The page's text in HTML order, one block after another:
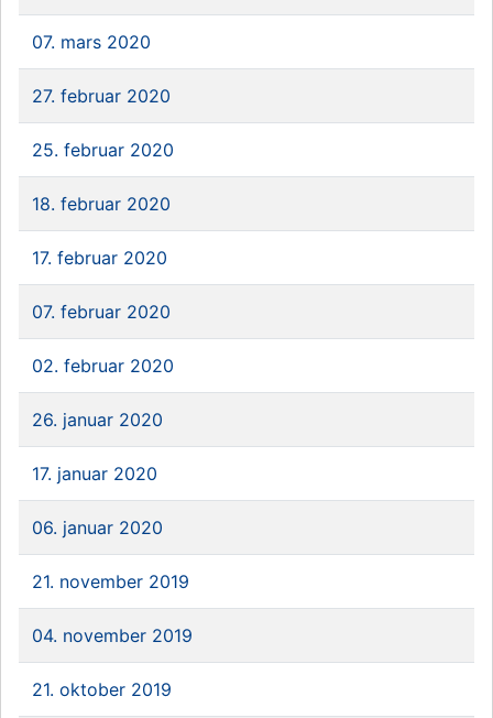
07. mars 2020
27. februar 2020
25. februar 2020
18. februar 2020
17. februar 2020
07. februar 2020
02. februar 2020
26. januar 2020
17. januar 2020
06. januar 2020
21. november 2019
04. november 2019
21. oktober 2019